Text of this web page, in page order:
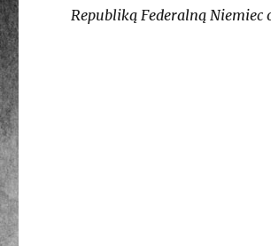
Republiką Federalną Niemiec